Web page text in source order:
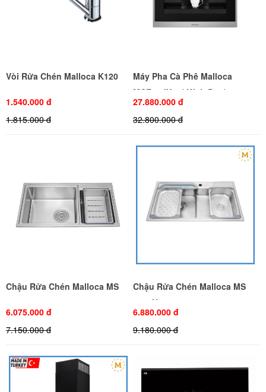
Vòi Rửa Chén Malloca K120
1.540.000 đ
1.815.000 đ
Máy Pha Cà Phê Malloca
MCF35-IX03( Kính Đen)
27.880.000 đ
32.800.000 đ
Chậu Rửa Chén Malloca MS
6.075.000 đ
7.150.000 đ
Chậu Rửa Chén Malloca MS
1028N
6.880.000 đ
9.180.000 đ